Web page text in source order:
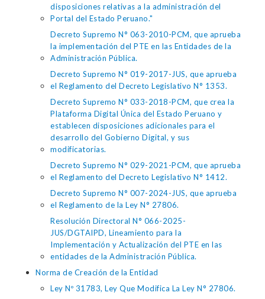
disposiciones relativas a la administración del
Portal del Estado Peruano."
Decreto Supremo N° 063-2010-PCM, que aprueba
la implementación del PTE en las Entidades de la
Administración Pública.
Decreto Supremo N° 019-2017-JUS, que aprueba
el Reglamento del Decreto Legislativo N° 1353.
Decreto Supremo N° 033-2018-PCM, que crea la
Plataforma Digital Única del Estado Peruano y
establecen disposiciones adicionales para el
desarrollo del Gobierno Digital, y sus
modificatorias.
Decreto Supremo N° 029-2021-PCM, que aprueba
el Reglamento del Decreto Legislativo N° 1412.
Decreto Supremo N° 007-2024-JUS, que aprueba
el Reglamento de la Ley N° 27806.
Resolución Directoral N° 066-2025-
JUS/DGTAIPD, Lineamiento para la
Implementación y Actualización del PTE en las
entidades de la Administración Pública.
Norma de Creación de la Entidad
Ley Nº 31783, Ley Que Modifica La Ley N° 27806.